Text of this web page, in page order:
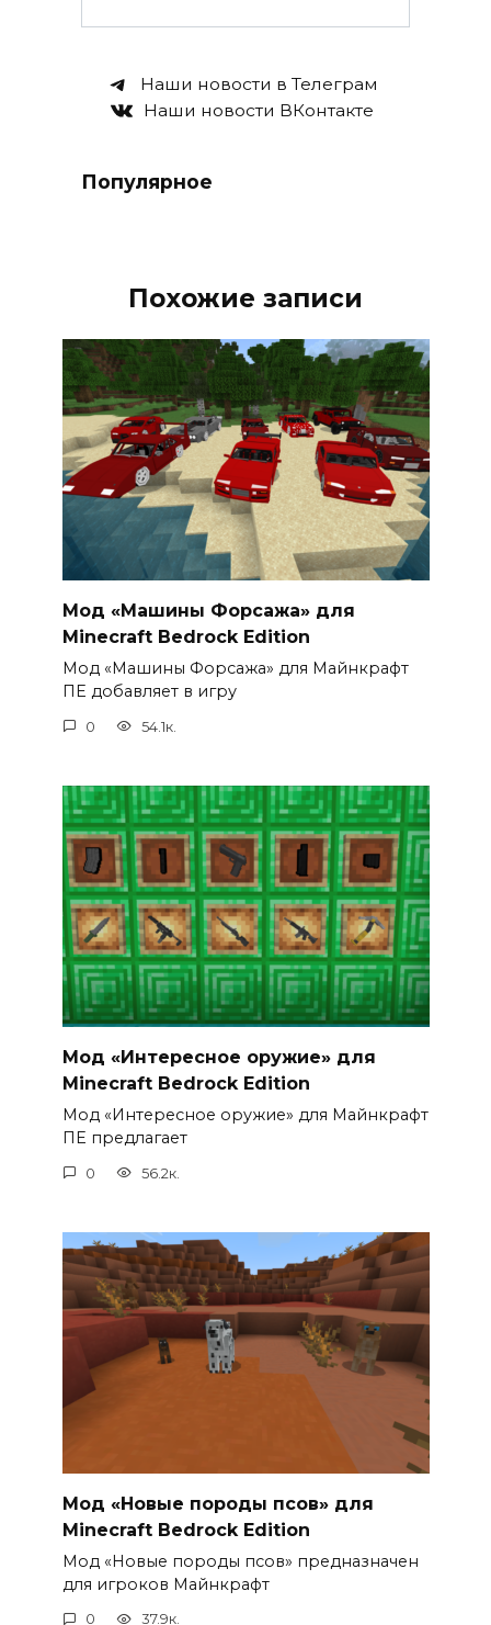
Наши новости в Телеграм
Наши новости ВКонтакте
Популярное
Похожие записи
Мод «Машины Форсажа» для
Minecraft Bedrock Edition
Мод «Машины Форсажа» для Майнкрафт
ПЕ добавляет в игру
0 54.1к.
Мод «Интересное оружие» для
Minecraft Bedrock Edition
Мод «Интересное оружие» для Майнкрафт
ПЕ предлагает
0 56.2к.
Мод «Новые породы псов» для
Minecraft Bedrock Edition
Мод «Новые породы псов» предназначен
для игроков Майнкрафт
0 37.9к.